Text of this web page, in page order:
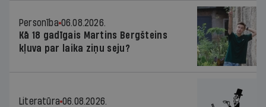
Personība 06.08.2026.
Kā 18 gadīgais Martins Bergšteins
kļuva par laika ziņu seju?
Literatūra 06.08.2026.